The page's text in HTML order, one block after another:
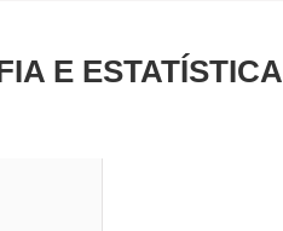
E ESTATÍSTICA